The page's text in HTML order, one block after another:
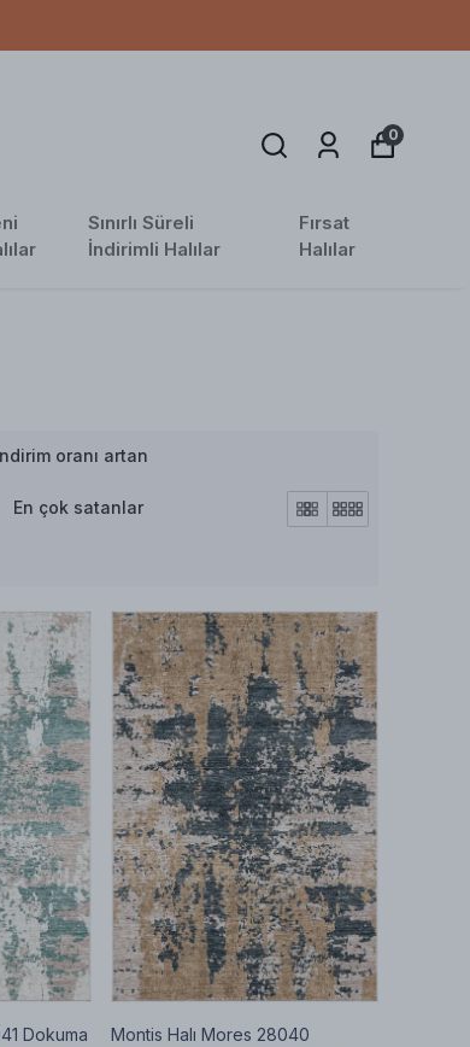
Sınırlı Süreli
İndirimli Halılar
Fırsat
Halılar
0
oranı artan
En çok satanlar
Dokuma
Montis Halı Mores 28040